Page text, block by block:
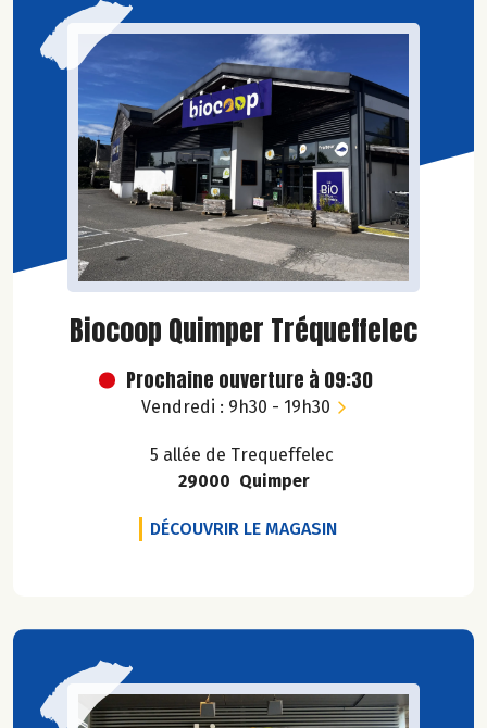
Biocoop Quimper Tréqueffelec
Prochaine ouverture à 09:30
Vendredi : 9h30 - 19h30
5 allée de Trequeffelec
29000 Quimper
DÉCOUVRIR LE MAGASINBIOCOOP